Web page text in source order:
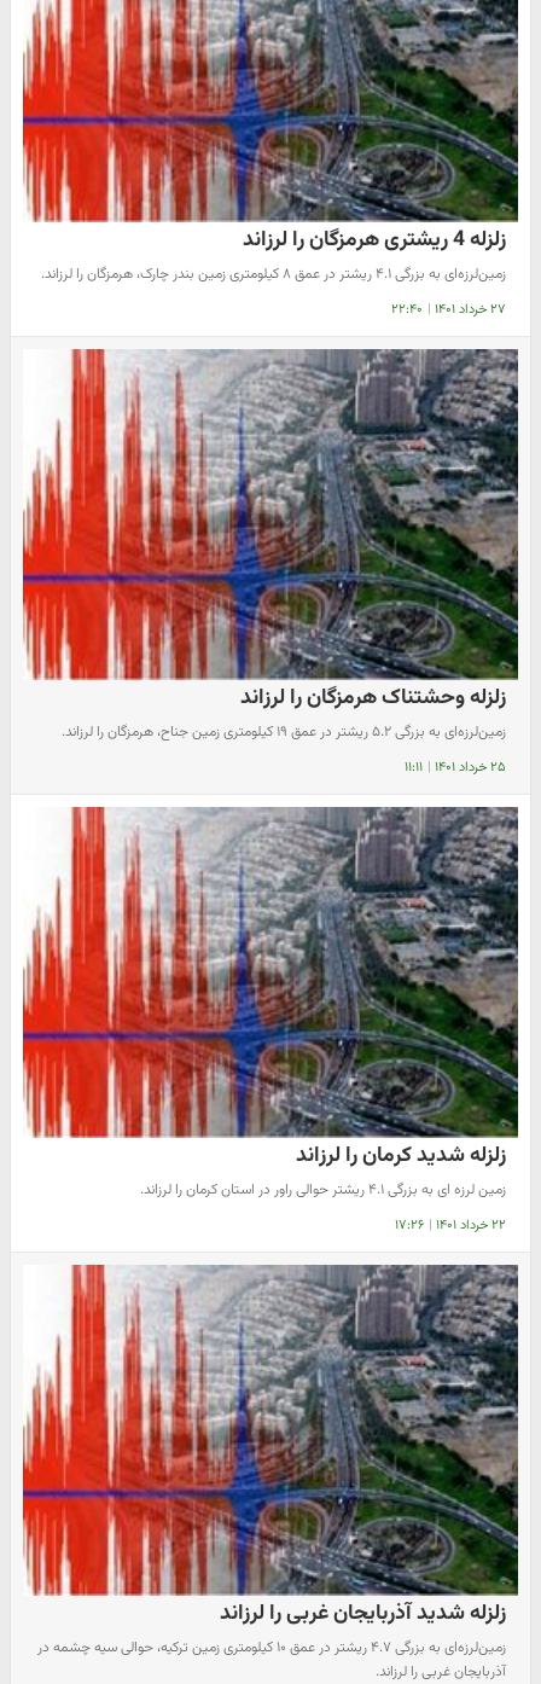
زلزله 4 ریشتری هرمزگان را لرزاند
زمین‌لرزه‌ای به بزرگی ۴.۱ ریشتر در عمق ۸ کیلومتری زمین بندر چارک، هرمزگان را لرزاند.
۲۷ خرداد ۱۴۰۱ | ۲۲:۴۰
زلزله وحشتناک هرمزگان را لرزاند
زمین‌لرزه‌ای به بزرگی ۵.۲ ریشتر در عمق ۱۹ کیلومتری زمین جناح، هرمزگان را لرزاند.
۲۵ خرداد ۱۴۰۱ | ۱۱:۱۱
زلزله شدید کرمان را لرزاند
زمین لرزه ای به بزرگی ۴.۱ ریشتر حوالی راور در استان کرمان را لرزاند.
۲۲ خرداد ۱۴۰۱ | ۱۷:۲۶
زلزله شدید آذربایجان غربی را لرزاند
زمین‌لرزه‌ای به بزرگی ۴.۷ ریشتر در عمق ۱۰ کیلومتری زمین ترکیه، حوالی سیه چشمه در
آذربایجان غربی را لرزاند.